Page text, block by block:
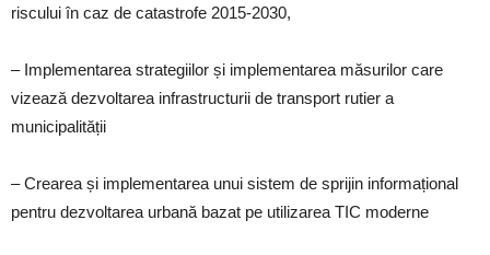
riscului în caz de catastrofe 2015-2030,
– Implementarea strategiilor și implementarea măsurilor care
vizează dezvoltarea infrastructurii de transport rutier a
municipalității
– Crearea și implementarea unui sistem de sprijin informațional
pentru dezvoltarea urbană bazat pe utilizarea TIC moderne